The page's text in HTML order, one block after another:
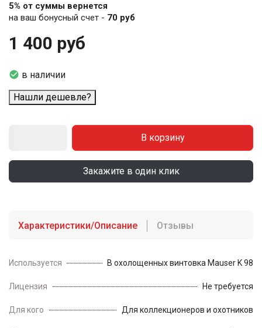
5% от суммы вернется
на ваш бонусный счет - 70 руб
1 400 руб
 в наличии
Нашли дешевле?
В корзину
Закажите в один клик
Характеристики/Описание Отзывы
Используется В охолощенных винтовка Mauser K 98
Лицензия Не требуется
Для кого Для коллекционеров и охотников